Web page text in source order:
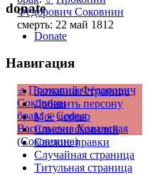
Фёдорович Соковнин
смерть: 22 май 1812
♂ Прокопий Фёдорович
Соковнин
брак:♀ Софья
Васильевна Хованская
(Соковнина)
donate
Donate
Навигация
Заглавная страница
Добавить персону
Моё дерево
Списки фамилий
Свежие правки
Случайная страница
Титульная страница